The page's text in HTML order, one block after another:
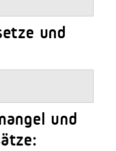
und
und